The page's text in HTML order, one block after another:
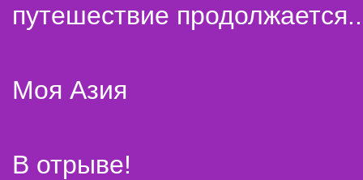
путешествие
Моя Азия
В отрыве!